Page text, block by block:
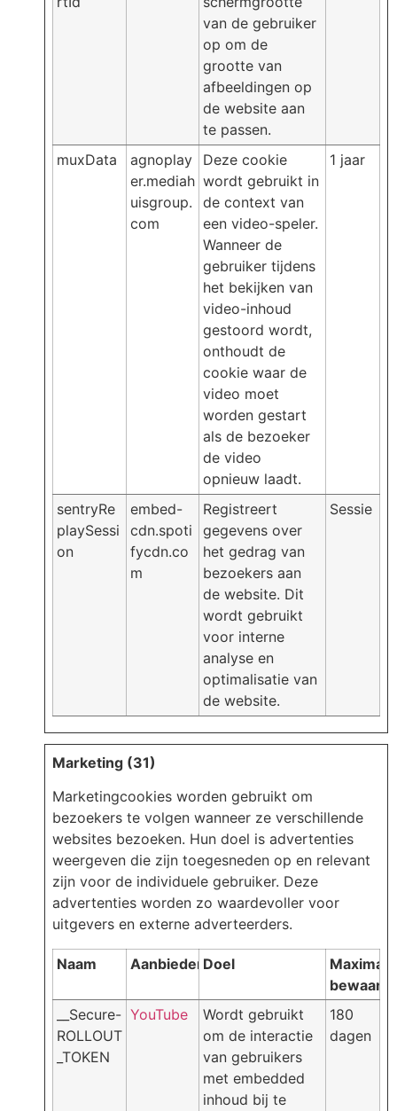
van de gebruiker
op om de
grootte van
afbeeldingen op
de website aan
te passen.
muxData
agnoplay
er.mediah
uisgroup.
com
Deze cookie
wordt gebruikt in
de context van
een video-speler.
Wanneer de
gebruiker tijdens
het bekijken van
video-inhoud
gestoord wordt,
onthoudt de
cookie waar de
video moet
worden gestart
als de bezoeker
de video
opnieuw laadt.
1 jaar
sentryRe
playSessi
on
embed-
cdn.spoti
fycdn.co
m
Registreert
gegevens over
het gedrag van
bezoekers aan
de website. Dit
wordt gebruikt
voor interne
analyse en
optimalisatie van
de website.
Sessie
Marketing (31)
Marketingcookies worden gebruikt om
bezoekers te volgen wanneer ze verschillende
websites bezoeken. Hun doel is advertenties
weergeven die zijn toegesneden op en relevant
zijn voor de individuele gebruiker. Deze
advertenties worden zo waardevoller voor
uitgevers en externe adverteerders.
Naam Aanbieder Doel
Maximale
__Secure-
ROLLOUT
_TOKEN
YouTube
Wordt gebruikt
om de interactie
van gebruikers
met embedded
inhoud bij te
180
dagen